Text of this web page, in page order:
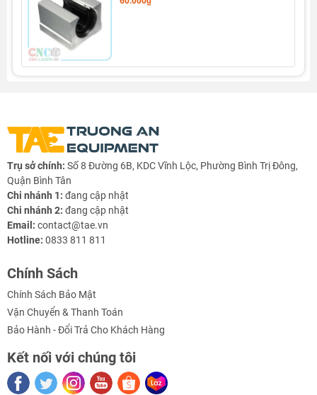
Trụ sở chính: Số 8 Đường 6B, KDC Vĩnh Lộc, Phường Bình Trị Đông,
Quận Bình Tân
Chi nhánh 1: đang cập nhật
Chi nhánh 2: đang cập nhật
Email: contact@tae.vn
Hotline: 0833 811 811
Chính Sách
Chính Sách Bảo Mật
Vận Chuyển & Thanh Toán
Bảo Hành - Đổi Trả Cho Khách Hàng
Kết nối với chúng tôi